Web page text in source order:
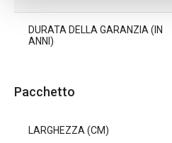
DURATA DELLA GARANZIA (IN
ANNI)
Pacchetto
LARGHEZZA (CM)